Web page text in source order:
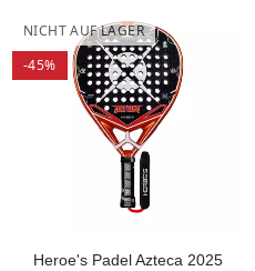
NICHT AUF LAGER
-45%
Heroe's Padel Azteca 2025